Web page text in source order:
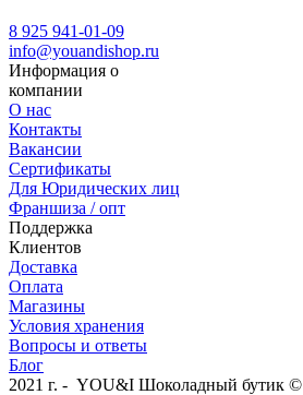
8 925 941-01-09
info@youandishop.ru
Информация о
компании
О нас
Контакты
Вакансии
Сертификаты
Для Юридических лиц
Франшиза / опт
Поддержка
Клиентов
Доставка
Оплата
Магазины
Условия хранения
Вопросы и ответы
Блог
2021 г. - YOU&I Шоколадный бутик ©